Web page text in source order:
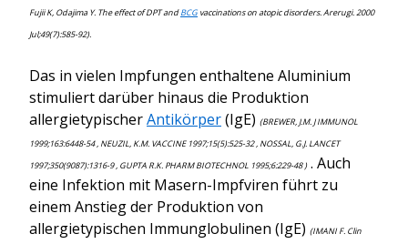
Fujii K, Odajima Y. The effect of DPT andBCG vaccinations on atopic disorders. Arerugi. 2000
Jul;49(7):585-92).
Das in vielen Impfungen enthaltene Aluminium
stimuliert darüber hinaus die Produktion
allergietypischerAntikörper(IgE) (BREWER, J.M. J IMMUNOL
1999;163:6448-54 , NEUZIL, K.M. VACCINE 1997;15(5):525-32 , NOSSAL, G.J. LANCET
1997;350(9087):1316-9 , GUPTA R.K. PHARM BIOTECHNOL 1995;6:229-48 ) . Auch
eine Infektion mit Masern-Impfviren führt zu
einem Anstieg der Produktion von
allergietypischen Immunglobulinen (IgE) (IMANI F. Clin